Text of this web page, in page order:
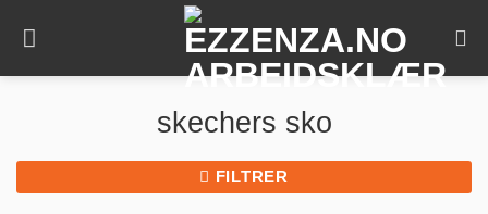
skechers sko
FILTRER